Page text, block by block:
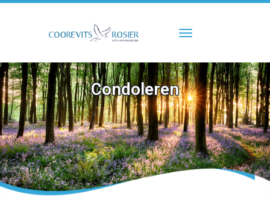
Toggle
Condoleren